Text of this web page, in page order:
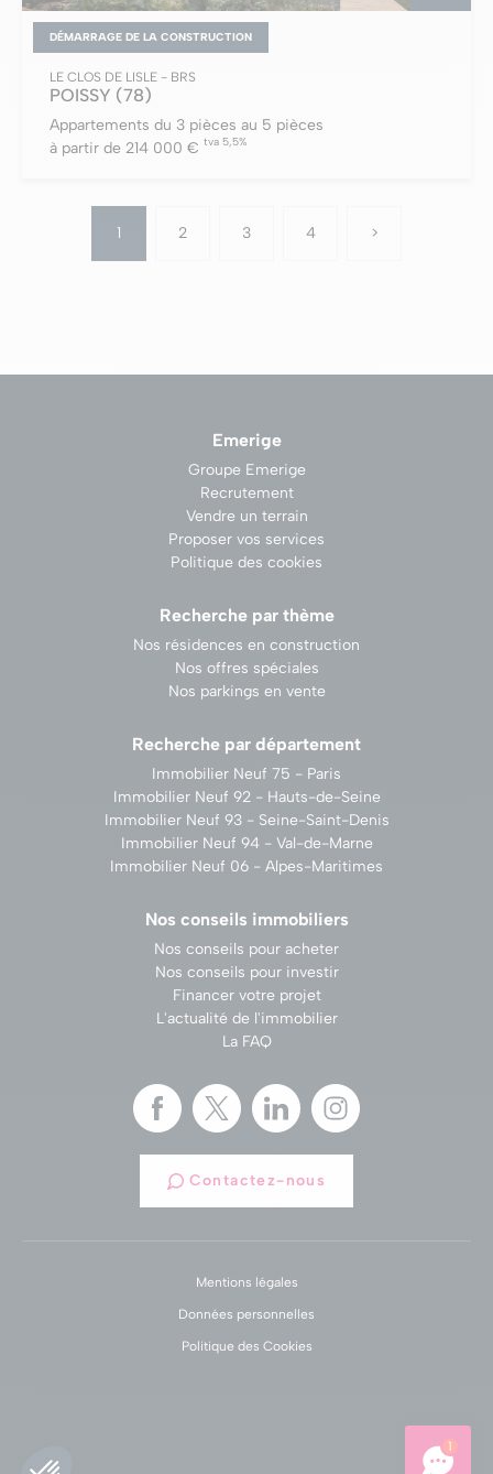
DÉMARRAGE DE LA CONSTRUCTION
LE CLOS DE LISLE - BRS
POISSY (78)
Appartements du 3 pièces au 5 pièces
à partir de 214 000 € tva 5,5%
1 2 3 4 >
Emerige
Groupe Emerige
Recrutement
Vendre un terrain
Proposer vos services
Politique des cookies
Recherche par thème
Nos résidences en construction
Nos offres spéciales
Nos parkings en vente
Recherche par département
Immobilier Neuf 75 - Paris
Immobilier Neuf 92 - Hauts-de-Seine
Immobilier Neuf 93 - Seine-Saint-Denis
Immobilier Neuf 94 - Val-de-Marne
Immobilier Neuf 06 - Alpes-Maritimes
Nos conseils immobiliers
Nos conseils pour acheter
Nos conseils pour investir
Financer votre projet
L'actualité de l'immobilier
La FAQ
Contactez-nous
Mentions légales
Données personnelles
Politique des Cookies
1